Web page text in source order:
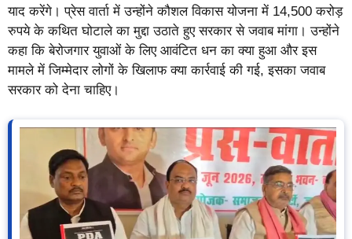
याद करेंगे। प्रेस वार्ता में उन्होंने कौशल विकास योजना में 14,500 करोड़
रुपये के कथित घोटाले का मुद्दा उठाते हुए सरकार से जवाब मांगा। उन्होंने
कहा कि बेरोजगार युवाओं के लिए आवंटित धन का क्या हुआ और इस
मामले में जिम्मेदार लोगों के खिलाफ क्या कार्रवाई की गई, इसका जवाब
सरकार को देना चाहिए।